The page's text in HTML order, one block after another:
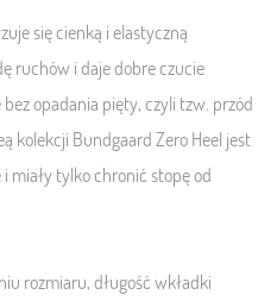
się cienką i elastyczną
ruchów i daje dobre czucie
opadania pięty, czyli tzw. przód
kolekcji Bundgaard Zero Heel jest
miały tylko chronić stopę od
rozmiaru, długość wkładki